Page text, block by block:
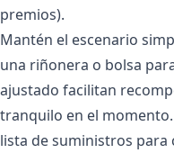
premios).
Mantén el escenario
una riñonera o bolsa
ajustado facilitan
tranquilo en el
lista desuministros para